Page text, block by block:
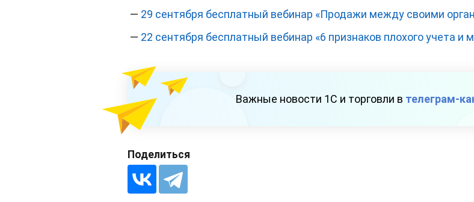
— 29 сентября бесплатный вебинар «Продажи между своими
— 22 сентября бесплатный вебинар «6 признаков плохого учета
Важные новости 1С и торговли в телеграм-
Поделиться